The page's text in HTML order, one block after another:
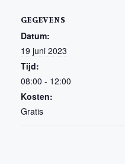
GEGEVENS
Datum:
19 juni 2023
Tijd:
08:00 - 12:00
Kosten:
Gratis